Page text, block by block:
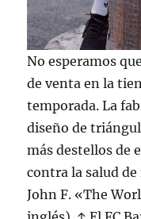
No esperamos
de venta en la
temporada. La
diseño de
más destellos de
contra la salud
John F. «The